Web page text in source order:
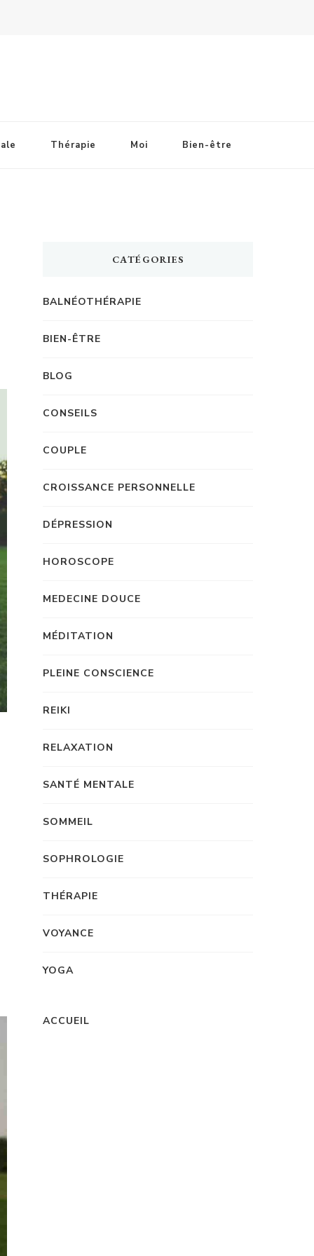
Thérapie Moi Bien-être
CATÉGORIES
BALNÉOTHÉRAPIE
BIEN-ÊTRE
BLOG
CONSEILS
COUPLE
CROISSANCE PERSONNELLE
DÉPRESSION
HOROSCOPE
MEDECINE DOUCE
MÉDITATION
PLEINE CONSCIENCE
REIKI
RELAXATION
SANTÉ MENTALE
SOMMEIL
SOPHROLOGIE
THÉRAPIE
VOYANCE
YOGA
ACCUEIL